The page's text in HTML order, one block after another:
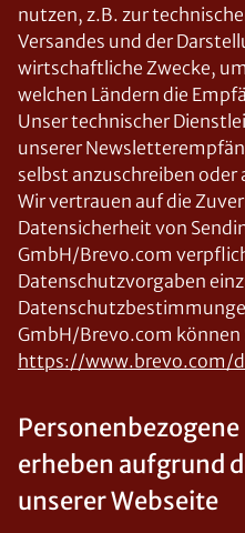
nutzen, z.B. zur
Versandes und der
wirtschaftliche Zwecke,
welchen Ländern die
Unser technischer
unserer
selbst anzuschreiben
Wir vertrauen auf die
Datensicherheit von
GmbH/Brevo.com
Datenschutzvorgaben
GmbH/Brevo.com können
https://www.brevo.com/
erheben aufgrund
unserer Webseite